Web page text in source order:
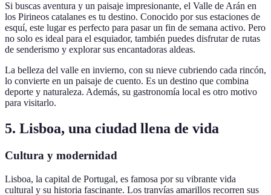
Si buscas aventura y un paisaje impresionante, el Valle de Arán en
los Pirineos catalanes es tu destino. Conocido por sus estaciones de
esquí, este lugar es perfecto para pasar un fin de semana activo. Pero
no solo es ideal para el esquiador, también puedes disfrutar de rutas
de senderismo y explorar sus encantadoras aldeas.
La belleza del valle en invierno, con su nieve cubriendo cada rincón,
lo convierte en un paisaje de cuento. Es un destino que combina
deporte y naturaleza. Además, su gastronomía local es otro motivo
para visitarlo.
5. Lisboa, una ciudad llena de vida
Cultura y modernidad
Lisboa, la capital de Portugal, es famosa por su vibrante vida
cultural y su historia fascinante. Los tranvías amarillos recorren sus